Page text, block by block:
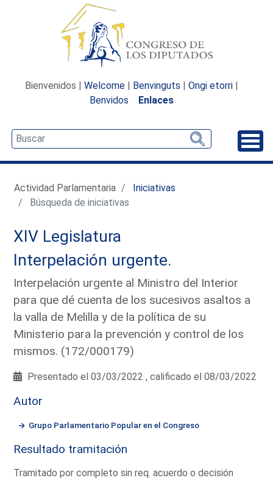
Bienvenidos | Welcome | Benvinguts | Ongi etorri |
Benvidos
Enlaces
Actividad Parlamentaria
Iniciativas
Búsqueda de iniciativas
XIV Legislatura
Interpelación urgente.
Interpelación urgente al Ministro del Interior
para que dé cuenta de los sucesivos asaltos a
la valla de Melilla y de la política de su
Ministerio para la prevención y control de los
mismos. (172/000179)
Presentado el 03/03/2022 , calificado el 08/03/2022
Autor
Grupo Parlamentario Popular en el Congreso
Resultado tramitación
Tramitado por completo sin req. acuerdo o decisión